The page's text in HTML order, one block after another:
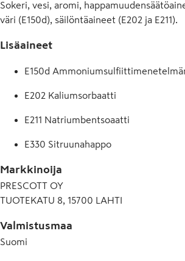
Sokeri, vesi, aromi,
väri (E150d), säilöntäaineet (E202 ja E211).
Lisäaineet
E150d
E202 Kaliumsorbaatti
E211 Natriumbentsoaatti
E330 Sitruunahappo
Markkinoija
PRESCOTT OY
TUOTEKATU 8, 15700 LAHTI
Valmistusmaa
Suomi